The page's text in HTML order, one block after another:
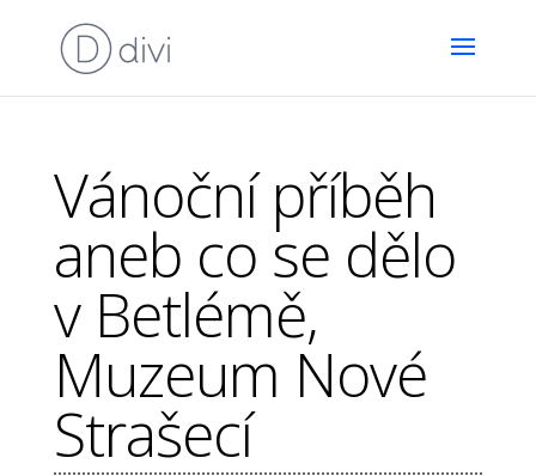
Vánoční příběh
aneb co se dělo
v Betlémě,
Muzeum Nové
Strašecí